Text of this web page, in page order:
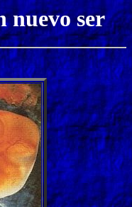
nuevo ser